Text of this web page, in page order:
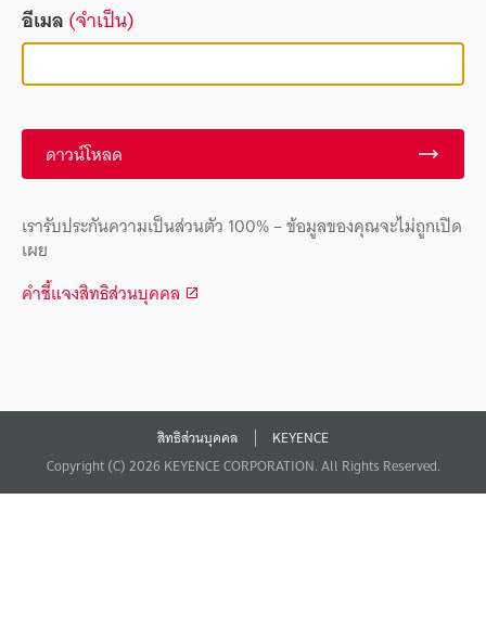
อีเมล(จำเป็น)
ดาวน์โหลด
เรารับประกันความเป็นส่วนตัว 100% – ข้อมูลของคุณจะไม่ถูกเปิด
เผย
คำชี้แจงสิทธิส่วนบุคคล
สิทธิส่วนบุคคล
KEYENCE
Copyright (C) 2026 KEYENCE CORPORATION. All Rights Reserved.